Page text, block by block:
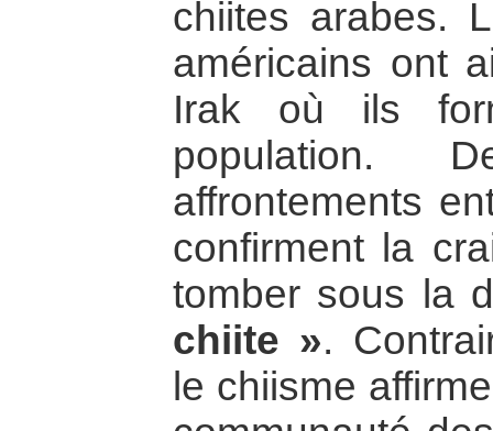
chiites arabes.
américains ont
Irak où ils
population.
affrontements
confirment la
tomber sous la
chiite ».
le chiisme